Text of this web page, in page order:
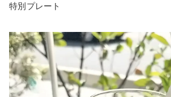
特別プレート